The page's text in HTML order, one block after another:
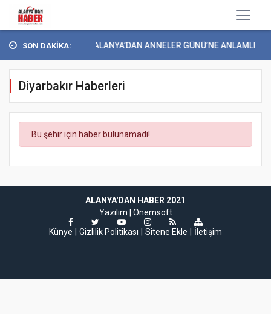
SON DAKİKA:YEŞİLAY ALANYA’DAN ANNELER GÜNÜ’NE ANLAMLI ET...
Diyarbakır Haberleri
Bu şehir için haber bulunamadı!
ALANYA'DAN HABER 2021
Yazılım | Onemsoft
Künye
Gizlilik Politikası Sitene Ekle İletişim